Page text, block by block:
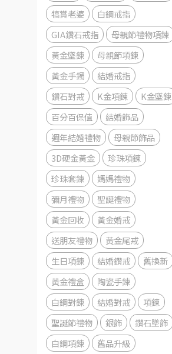
犒賞老婆
白鋼戒指
GIA鑽石戒指
母親節禮物項鍊
黃金墜鍊
母親節項鍊
黃金手鐲
結婚戒指
鑽石對戒
K金項鍊
K金墜鍊
百分百保值
結婚飾品
週年結婚禮物
母親節飾品
3D硬金黃金
珍珠項鍊
珍珠套鍊
媽媽禮物
彌月禮物
聖誕禮物
黃金回收
黃金婚戒
送朋友禮物
黃金尾戒
生日項鍊
結婚鑽戒
舊換新
黃金禮盒
陶瓷手鍊
白鋼對鍊
結婚對戒
項鍊
聖誕節禮物
銀飾
鑽石墜飾
白鋼項鍊
舊品升級